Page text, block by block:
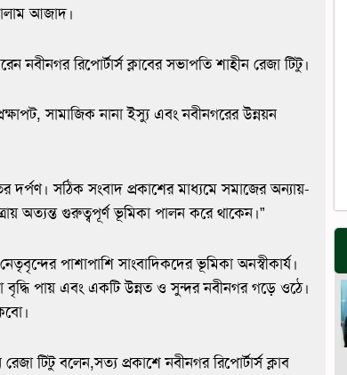
আজাদ।
রিপোর্টার্স ক্লাবের সভাপতি শাহীন রেজা টিটু।
সামাজিক নানা ইস্যু এবং নবীনগরের উন্নয়ন
সঠিক সংবাদ প্রকাশের মাধ্যমে সমাজের অন্যায়-
অত্যন্ত গুরুত্বপূর্ণ ভূমিকা পালন করে থাকেন।”
পাশাপাশি সাংবাদিকদের ভূমিকা অনস্বীকার্য।
পায় এবং একটি উন্নত ও সুন্দর নবীনগর গড়ে ওঠে।
টিটু বলেন,সত্য প্রকাশে নবীনগর রিপোর্টার্স ক্লাব